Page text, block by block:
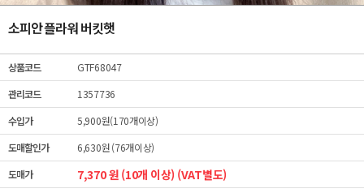
소피안 플라워 버킷햇
상품코드
GTF68047
관리코드
1357736
수입가
5,900원(170개이상)
도매할인가
6,630원 (76개이상)
도매가
7,370 원 (10개 이상) (VAT별도)